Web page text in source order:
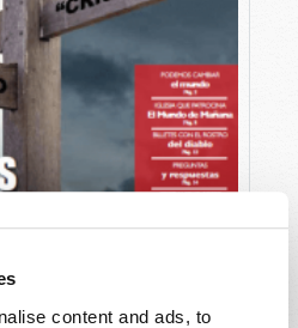
content and ads, to